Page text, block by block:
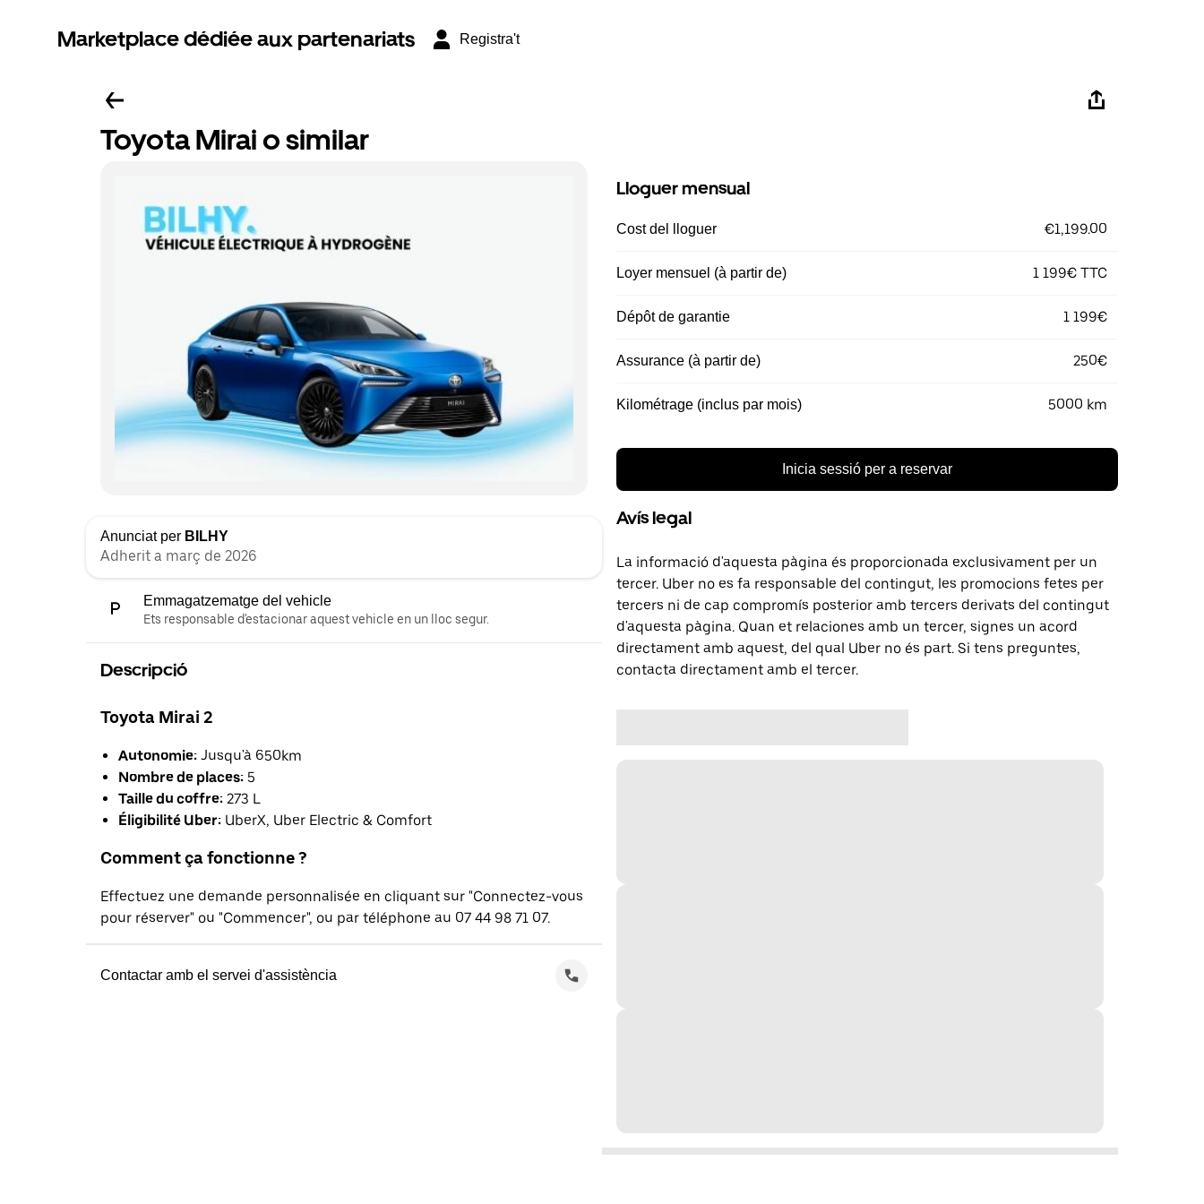
Marketplace dédiée aux partenariats Registra't
Toyota Mirai o similar
Anunciat per BILHY
Adherit a març de 2026
Emmagatzematge del vehicle
Ets responsable d'estacionar aquest vehicle en un lloc segur.
Descripció
Toyota Mirai 2
Autonomie: Jusqu'à 650km
Nombre de places: 5
Taille du coffre: 273 L
Éligibilité Uber: UberX, Uber Electric & Comfort
Comment ça fonctionne ?
Effectuez une demande personnalisée en cliquant sur "Connectez-vous
pour réserver" ou "Commencer", ou par téléphone au 07 44 98 71 07.
Contactar amb el servei d'assistència
Lloguer mensual
Cost del lloguer €1,199.00
Loyer mensuel (à partir de) 1 199€ TTC
Dépôt de garantie 1 199€
Assurance (à partir de) 250€
Kilométrage (inclus par mois) 5000 km
Inicia sessió per a reservar
Avís legal
La informació d'aquesta pàgina és proporcionada exclusivament per un
tercer. Uber no es fa responsable del contingut, les promocions fetes per
tercers ni de cap compromís posterior amb tercers derivats del contingut
d'aquesta pàgina. Quan et relaciones amb un tercer, signes un acord
directament amb aquest, del qual Uber no és part. Si tens preguntes,
contacta directament amb el tercer.